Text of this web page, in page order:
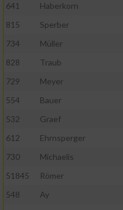
641
Haberkorn
815
Sperber
734
Müller
828
Traub
729
Meyer
554
Bauer
532
Graef
612
Ehrnsperger
730
Michaelis
51845
Römer
548
Ay